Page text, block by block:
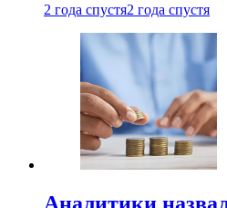
2 года спустя2 года спустя
Аналитики